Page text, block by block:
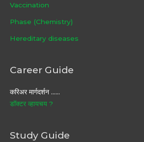
Vaccination
Phase (Chemistry)
Hereditary diseases
Career Guide
करिअर मार्गदर्शन ……
डॉक्टर व्हायचय ?
Study Guide